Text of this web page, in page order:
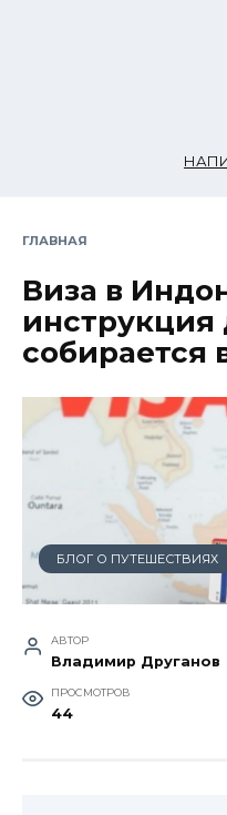
ГЛАВНАЯ
Виза в
инструкция
собирается
БЛОГ О ПУТЕШЕСТВИЯХ
АВТОР
Владимир Друганов
ПРОСМОТРОВ
44